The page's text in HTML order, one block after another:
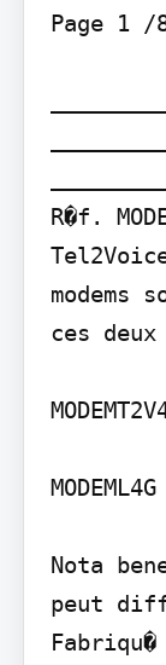
Page 1 /
R�f.
modems
ces deux
Nota
peut